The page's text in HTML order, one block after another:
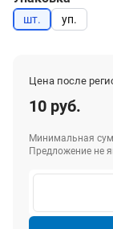
шт. уп.
Цена после
10 руб.
Минимальная
Предложение не